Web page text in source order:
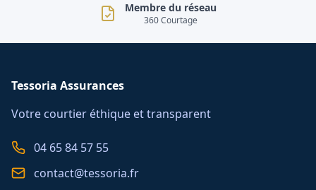
Membre du réseau
360 Courtage
Tessoria Assurances
Votre courtier éthique et transparent
04 65 84 57 55
contact@tessoria.fr